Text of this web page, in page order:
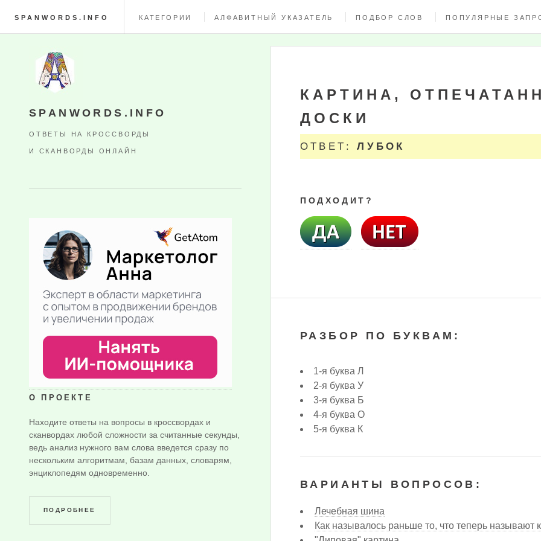
SPANWORDS.INFO КАТЕГОРИИ АЛФАВИТНЫЙ УКАЗАТЕЛЬ ПОДБОР СЛОВ ПОПУЛЯРНЫЕ
КАРТИНА,
ДОСКИ
ОТВЕТ:ЛУБОК
ПОДХОДИТ?
РАЗБОР ПО БУКВАМ:
1-я буква Л
2-я буква У
3-я буква Б
4-я буква О
5-я буква К
ВАРИАНТЫ ВОПРОСОВ:
Лечебная шина
Как называлось раньше то, что теперь называют
SPANWORDS.INFO
ОТВЕТЫ НА КРОССВОРДЫ
И СКАНВОРДЫ ОНЛАЙН
О ПРОЕКТЕ
Находите ответы на вопросы в кроссвордах и
сканвордах любой сложности за считанные секунды,
ведь анализ нужного вам слова введется сразу по
нескольким алгоритмам, базам данных, словарям,
энциклопедям одновременно.
ПОДРОБНЕЕ